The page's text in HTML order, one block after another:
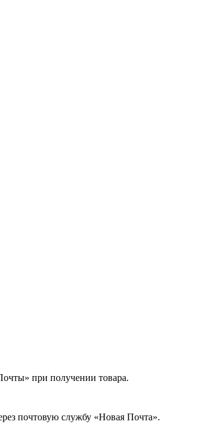
при получении товара.
почтовую службу «Новая Почта».